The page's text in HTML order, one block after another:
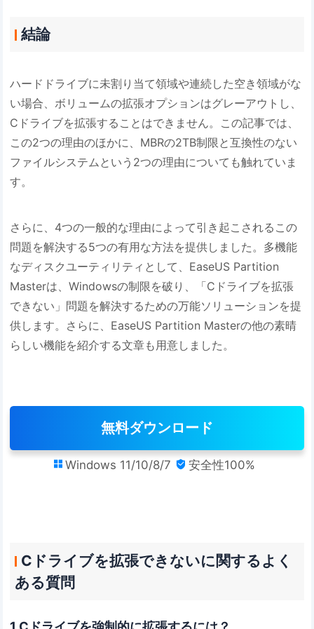
結論
ハードドライブに未割り当て領域や連続した空き領域がな
い場合、ボリュームの拡張オプションはグレーアウトし、
Cドライブを拡張することはできません。この記事では、
この2つの理由のほかに、MBRの2TB制限と互換性のない
ファイルシステムという2つの理由についても触れていま
す。
さらに、4つの一般的な理由によって引き起こされるこの
問題を解決する5つの有用な方法を提供しました。多機能
なディスクユーティリティとして、EaseUS Partition
Masterは、Windowsの制限を破り、「Cドライブを拡張
できない」問題を解決するための万能ソリューションを提
供します。さらに、EaseUS Partition Masterの他の素晴
らしい機能を紹介する文章も用意しました。
無料ダウンロード
 Windows 11/10/8/7  安全性100%
Cドライブを拡張できないに関するよく
ある質問